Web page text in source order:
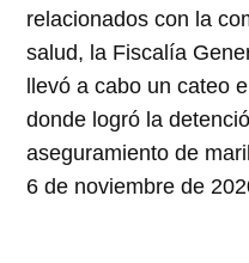
relacionados con la
salud, la Fiscalía
llevó a cabo un cateo
donde logró la
aseguramiento de
6 de noviembre de